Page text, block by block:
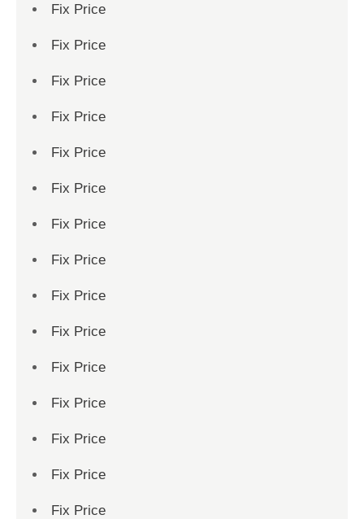
Fix Price
Fix Price
Fix Price
Fix Price
Fix Price
Fix Price
Fix Price
Fix Price
Fix Price
Fix Price
Fix Price
Fix Price
Fix Price
Fix Price
Fix Price